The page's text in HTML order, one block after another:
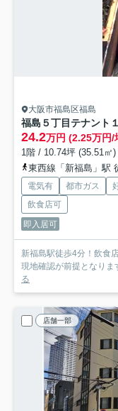
大阪市福島区福島
福島５丁目テナント
24.2万円 (2.25万円/
1階 / 10.74坪 (35.51㎡
東西線「新福島」駅
電気有 都市ガス
飲食店可
即入居可
新福島駅徒歩4分！飲食
現地確認が前提となりま
る
店舗一部